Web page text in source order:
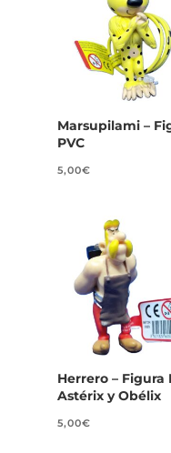
Marsupilami –
PVC
5,00€
Herrero – Figura
Astérix y Obélix
5,00€